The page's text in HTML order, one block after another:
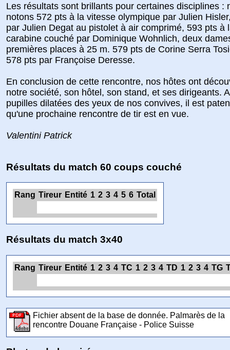
Les résultats sont brillants pour certaines disciplines :
notons 572 pts à la vitesse olympique par Julien
par Julien Degat au pistolet à air comprimé, 593 pts à
carabine couché par Dominique Wohnlich, deux
premières places à 25 m. 579 pts de Corine Serra
578 pts par Françoise Deresse.
En conclusion de cette rencontre, nos hôtes ont
notre société, son hôtel, son stand, et ses dirigeants.
pupilles dilatées des yeux de nos convives, il est
qu'une prochaine rencontre de tir est en vue.
Valentini Patrick
Résultats du match 60 coups couché
Rang Tireur Entité 1 2 3 4 5 6 Total
Résultats du match 3x40
Rang Tireur Entité 1 2 3 4 TC 1 2 3 4 TD 1 2 3 4 TG
Fichier absent de la base de donnée. Palmarès de la
rencontre Douane Française - Police Suisse